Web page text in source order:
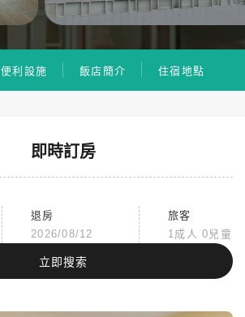
便利設施 飯店簡介 住宿地點
即時訂房
退房
2026/08/12
旅客
1成人 0兒童
立即搜索